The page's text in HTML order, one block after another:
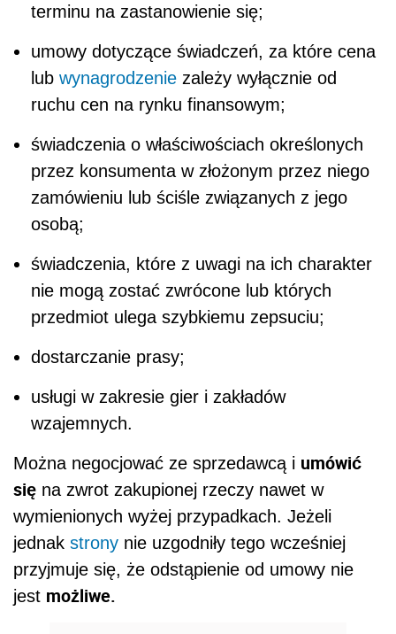
terminu na zastanowienie się;
umowy dotyczące świadczeń, za które cena
lub wynagrodzenie zależy wyłącznie od
ruchu cen na rynku finansowym;
świadczenia o właściwościach określonych
przez konsumenta w złożonym przez niego
zamówieniu lub ściśle związanych z jego
osobą;
świadczenia, które z uwagi na ich charakter
nie mogą zostać zwrócone lub których
przedmiot ulega szybkiemu zepsuciu;
dostarczanie prasy;
usługi w zakresie gier i zakładów
wzajemnych.
Można negocjować ze sprzedawcą i umówić
się na zwrot zakupionej rzeczy nawet w
wymienionych wyżej przypadkach. Jeżeli
jednak strony nie uzgodniły tego wcześniej
przyjmuje się, że odstąpienie od umowy nie
jest możliwe.